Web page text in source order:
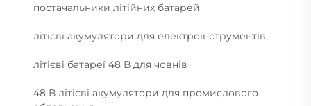
постачальники літійних батарей
літієві акумулятори для електроінструментів
літієві батареї 48 В для човнів
48 В літієві акумулятори для промислового